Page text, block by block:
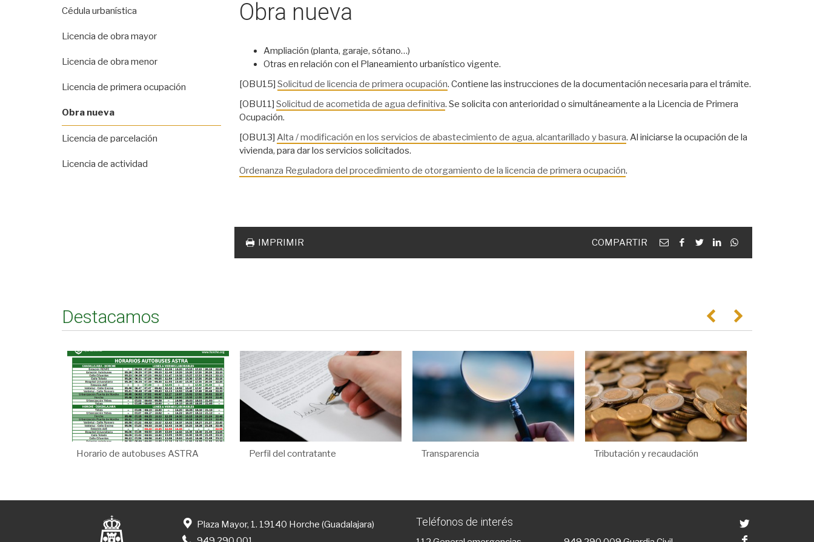
Obra nueva
Ampliación (planta, garaje, sótano…)
Otras en relación con el Planeamiento urbanístico vigente.
[OBU15] Solicitud de licencia de primera ocupación. Contiene las instrucciones de la documentación necesaria para el trámite.
[OBU11] Solicitud de acometida de agua definitiva. Se solicita con anterioridad o simultáneamente a la Licencia de Primera
Ocupación.
[OBU13] Alta / modificación en los servicios de abastecimiento de agua, alcantarillado y basura. Al iniciarse la ocupación de la
vivienda, para dar los servicios solicitados.
Ordenanza Reguladora del procedimiento de otorgamiento de la licencia de primera ocupación.
Cédula urbanística
Licencia de obra mayor
Licencia de obra menor
Licencia de primera ocupación
Obra nueva
Licencia de parcelación
Licencia de actividad
IMPRIMIR COMPARTIR Email facebooktwitterlinkedin
Destacamos Anterior
Horario de autobuses ASTRA Perfil del contratante Transparencia Tributación y recaudación
Plaza Mayor, 1. 19140 Horche (Guadalajara)
Teléfonos de interés